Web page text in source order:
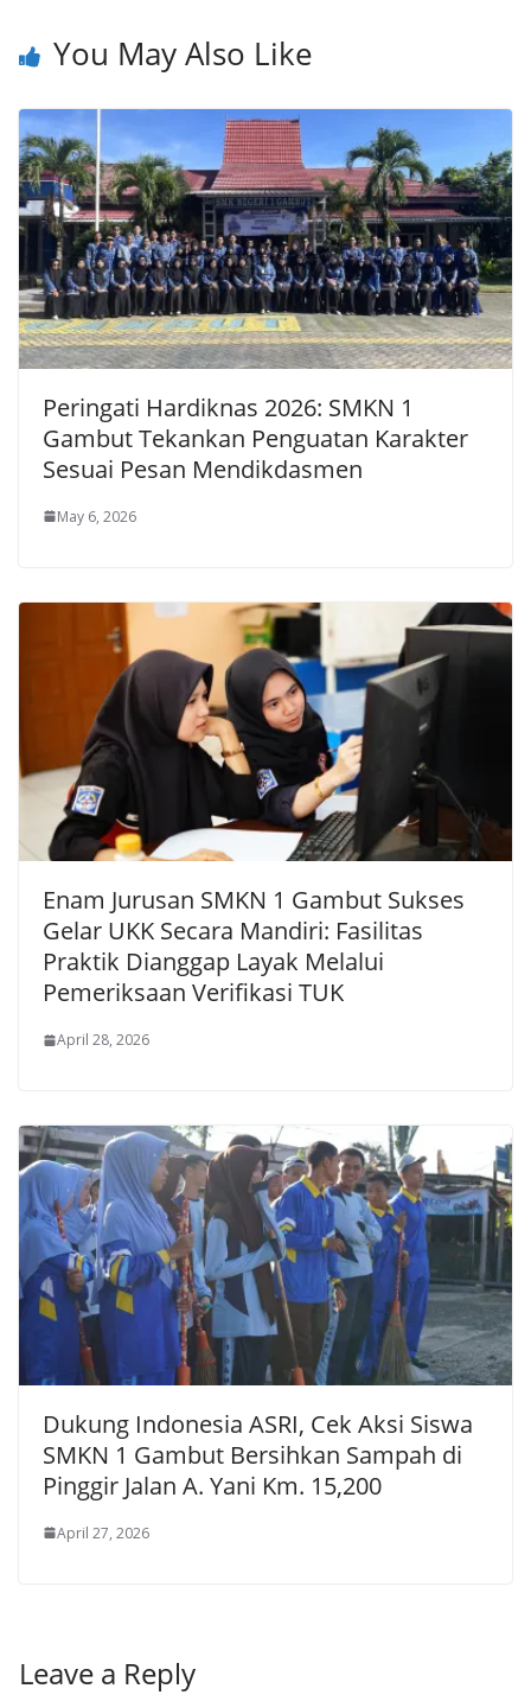
You May Also Like
Peringati Hardiknas 2026: SMKN 1
Gambut Tekankan Penguatan Karakter
Sesuai Pesan Mendikdasmen
May 6, 2026
Enam Jurusan SMKN 1 Gambut Sukses
Gelar UKK Secara Mandiri: Fasilitas
Praktik Dianggap Layak Melalui
Pemeriksaan Verifikasi TUK
April 28, 2026
Dukung Indonesia ASRI, Cek Aksi Siswa
SMKN 1 Gambut Bersihkan Sampah di
Pinggir Jalan A. Yani Km. 15,200
April 27, 2026
Leave a Reply